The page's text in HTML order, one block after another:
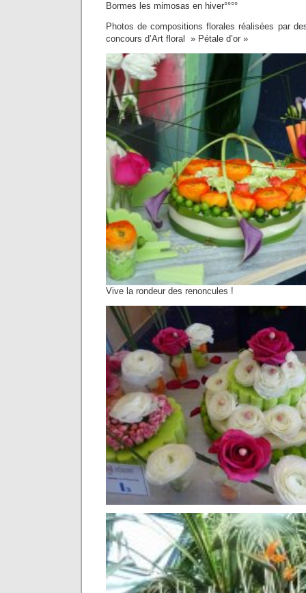
Bormes les mimosas en hiver°°°°
Photos de compositions florales réalisées par
concours d’Art floral » Pétale d’or »
Vive la rondeur des renoncules !